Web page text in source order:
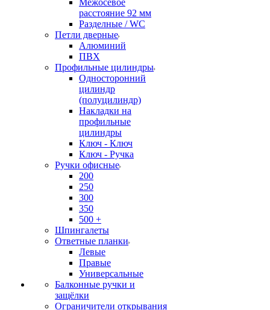
Межосевое
расстояние 92 мм
Разделные / WC
Петли дверные
Алюминий
ПВХ
Профильные цилиндры
Односторонний
цилиндр
(полуцилиндр)
Накладки на
профильные
цилиндры
Ключ - Ключ
Ключ - Ручка
Ручки офисные
200
250
300
350
500 +
Шпингалеты
Ответные планки
Левые
Правые
Универсальные
Балконные ручки и
защёлки
Ограничители открывания